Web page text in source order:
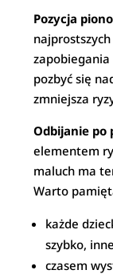
Pozycja
pozbyć się
zmniejsza
Odbijanie po
elementem
maluch ma
Warto
każde
szybko,
czasem